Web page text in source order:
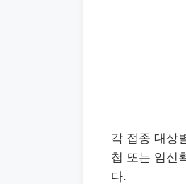
각 접종 대상
첩 또는 임신
다.